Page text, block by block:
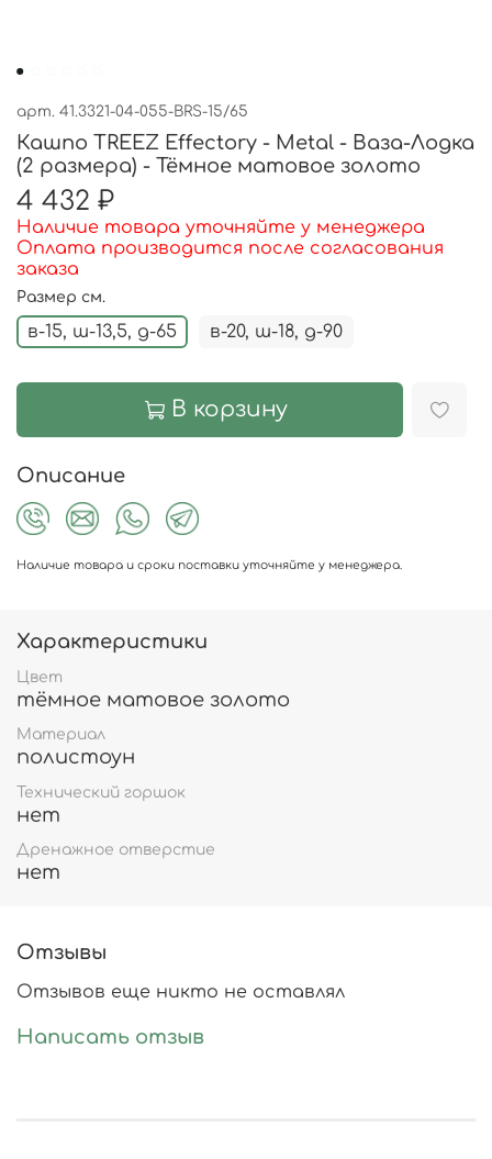
арт. 41.3321-04-055-BRS-15/65
Кашпо TREEZ Effectory - Metal - Ваза-Лодка
(2 размера) - Тёмное матовое золото
4 432 ₽
Наличие товара уточняйте у менеджера
Оплата производится после согласования
заказа
Размер см.
в-15, ш-13,5, д-65 в-20, ш-18, д-90
В корзину
Описание
Наличие товара и сроки поставки уточняйте у менеджера.
Характеристики
Цвет
тёмное матовое золото
Материал
полистоун
Технический горшок
нет
Дренажное отверстие
нет
Отзывы
Отзывов еще никто не оставлял
Написать отзыв